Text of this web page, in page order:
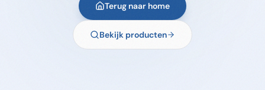
Terug naar home
Bekijk producten